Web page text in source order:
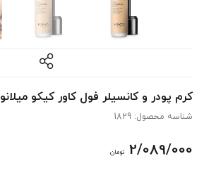
کرم پودر و کانسیلر فول کاور کیکو میلانو
شناسه محصول: 1829
2/089/000 تومان